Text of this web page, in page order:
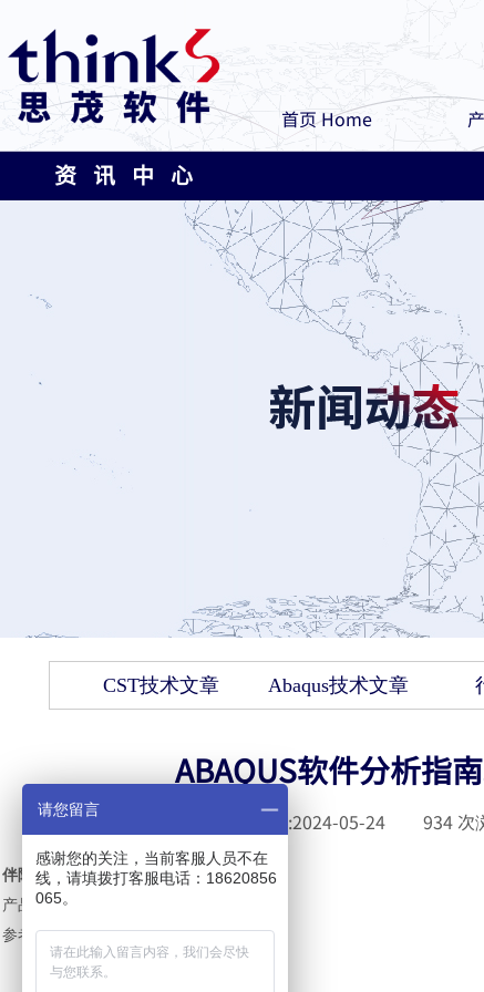
首页 Home
资 讯 中 心
CST技术文章 Abaqus技术文章
ABAQUS软件分析指
发布时间 :2024-05-24 934 次
伴随设计灵敏度分析
产品
：Abaqus/Standard
参考资料:
关于结构优化
请您留言
感谢您的关注，当前客服人员不在
线，请填拨打客服电话：18620856
065。